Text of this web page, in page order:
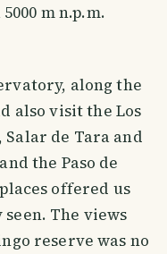
m n.p.m.
along the
also visit the Los
Salar de Tara and
the Paso de
offered us
The views
reserve was no